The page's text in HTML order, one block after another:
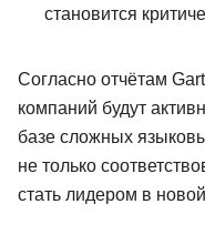
становится
Согласно отчётам
компаний будут
базе сложных
не только
стать лидером в